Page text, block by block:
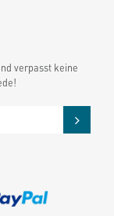
verpasst keine